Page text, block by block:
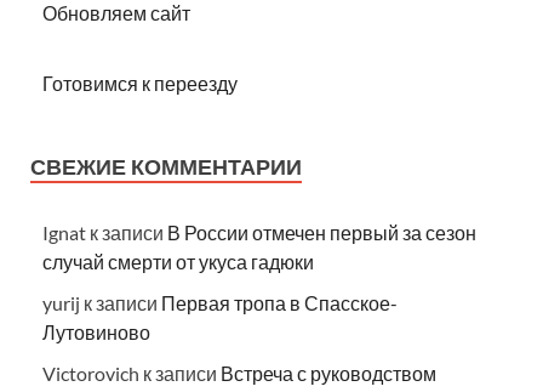
Обновляем сайт
Готовимся к переезду
СВЕЖИЕ КОММЕНТАРИИ
Ignat к записи В России отмечен первый за сезон
случай смерти от укуса гадюки
yurij к записи Первая тропа в Спасское-
Лутовиново
Victorovich к записи Встреча с руководством